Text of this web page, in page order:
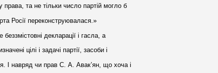
та не тільки число партій могло б
Росії переконструювалася.»
декларації і гасла, а
цілі і задачі партії, засоби і
І навряд чи прав С. А. Авак’ян, що хоча і